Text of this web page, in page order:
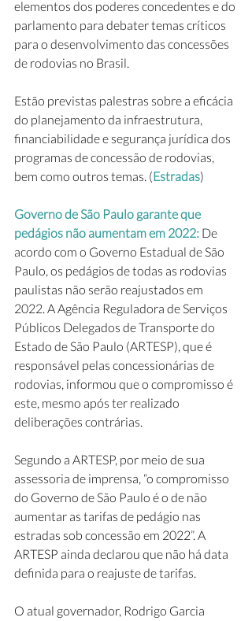
elementos dos poderes concedentes e do
parlamento para debater temas críticos
para o desenvolvimento das concessões
de rodovias no Brasil.
Estão previstas palestras sobre a eficácia
do planejamento da infraestrutura,
financiabilidade e segurança jurídica dos
programas de concessão de rodovias,
bem como outros temas. (Estradas)
Governo de São Paulo garante que
pedágios não aumentam em 2022: De
acordo com o Governo Estadual de São
Paulo, os pedágios de todas as rodovias
paulistas não serão reajustados em
2022. A Agência Reguladora de Serviços
Públicos Delegados de Transporte do
Estado de São Paulo (ARTESP), que é
responsável pelas concessionárias de
rodovias, informou que o compromisso é
este, mesmo após ter realizado
deliberações contrárias.
Segundo a ARTESP, por meio de sua
assessoria de imprensa, “o compromisso
do Governo de São Paulo é o de não
aumentar as tarifas de pedágio nas
estradas sob concessão em 2022”. A
ARTESP ainda declarou que não há data
definida para o reajuste de tarifas.
O atual governador, Rodrigo Garcia